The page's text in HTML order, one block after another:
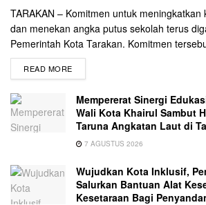
TARAKAN – Komitmen untuk meningkatkan
dan menekan angka putus sekolah terus
Pemerintah Kota Tarakan. Komitmen
READ MORE
Mempererat Sinergi
Wali Kota Khairul Sambut
Taruna Angkatan Laut di
7 AGUSTUS 2026
Wujudkan Kota Inklusif,
Salurkan Bantuan Alat
Kesetaraan Bagi